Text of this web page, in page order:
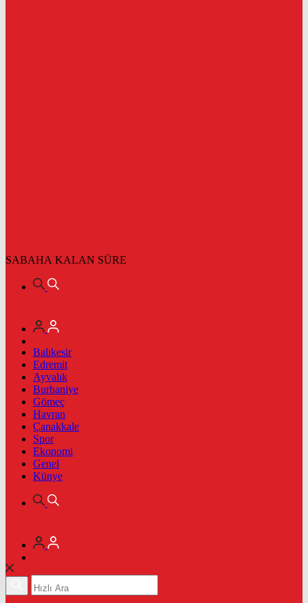
SABAHA KALAN SÜRE
Balıkesir
Edremit
Ayvalık
Burhaniye
Gömeç
Havran
Çanakkale
Spor
Ekonomi
Genel
Künye